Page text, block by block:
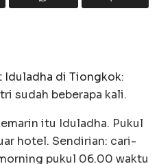
Iduladha di Tiongkok:
sudah beberapa kali.
itu Iduladha. Pukul
hotel. Sendirian: cari-
pukul 06.00 waktu